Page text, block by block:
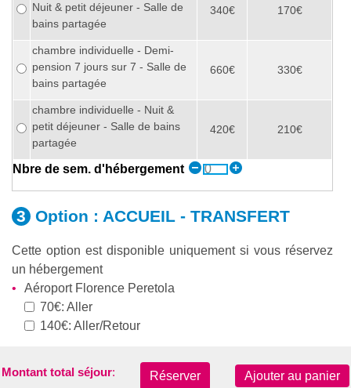
Nuit & petit déjeuner - Salle de
bains partagée
340€ 170€
chambre individuelle - Demi-
pension 7 jours sur 7 - Salle de
bains partagée
660€ 330€
chambre individuelle - Nuit &
petit déjeuner - Salle de bains
partagée
420€ 210€
Nbre de sem. d'hébergement
Option : ACCUEIL - TRANSFERT
Cette option est disponible uniquement si vous réservez
un hébergement
Aéroport Florence Peretola
70€: Aller
140€: Aller/Retour
Montant total séjour: Réserver Ajouter au panier